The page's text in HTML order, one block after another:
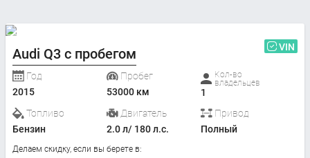
Audi Q3 с пробегом VIN
Год
2015
Пробег
53000 км
Кол-во
владельцев
1
Топливо
Бензин
Двигатель
2.0 л/ 180 л.с.
Привод
Полный
Делаем скидку, если вы берете в: